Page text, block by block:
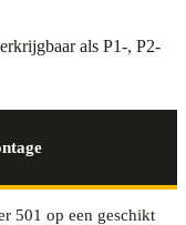
als P1-, P2-
501 op een geschikt